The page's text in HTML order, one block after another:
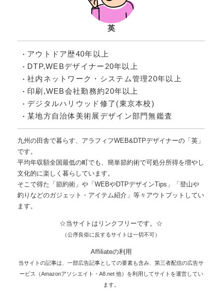
英
アウトドア歴40年以上
DTP,WEBデザイナー20年以上
社内ネットワーク・システム管理20年以上
印刷,WEB会社勤務約20年以上
デジタルハリウッド修了(東京本校)
某地方自治体美術展デザイン部門無鑑査
九州の田舎で暮らす、アラフィフWEB&DTPデザイナーの「英」
です。
平均年収額全国最低の町でも、簡単節約術で可処分所得を増やし
文化的に楽しく暮らしています。
そこで得た「節約術」や「WEBやDTPデザインTips」「登山や
釣りなどのガジェット・アイテム紹介」等々アウトプットしてい
ます。
☆当サイトはリンクフリーです。☆
（公序良俗に反するサイトは一切不可）
Affiliateの利用
当サイトの記事は、一部広告記事としての要素も含み、第三者配信の広告サ
ービス（Amazonアソシエイト・A8.net 他）を利用してサイトを運営してい
ます。